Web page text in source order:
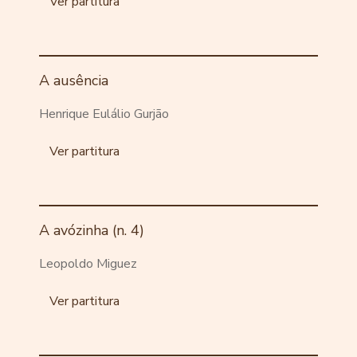
A ausência
Henrique Eulálio Gurjão
Ver partitura
A avózinha (n. 4)
Leopoldo Miguez
Ver partitura